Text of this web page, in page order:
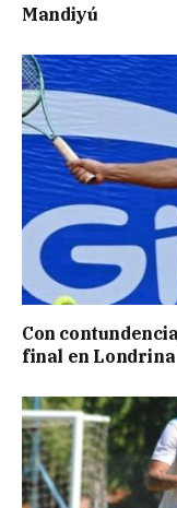
Mandiyú
Con
final en Londrina